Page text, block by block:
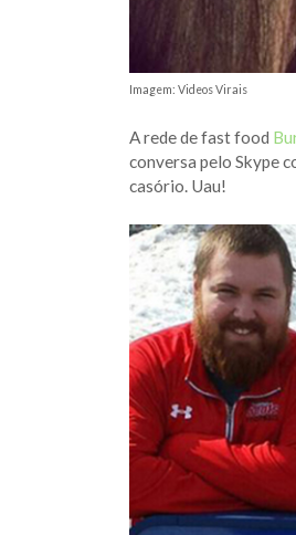
Imagem: Videos Virais
A rede de fast food
conversa pelo Skype
casório. Uau!